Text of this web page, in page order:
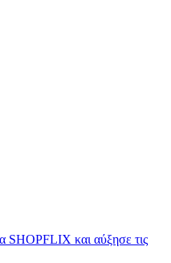
SHOPFLIX και αύξησε τις